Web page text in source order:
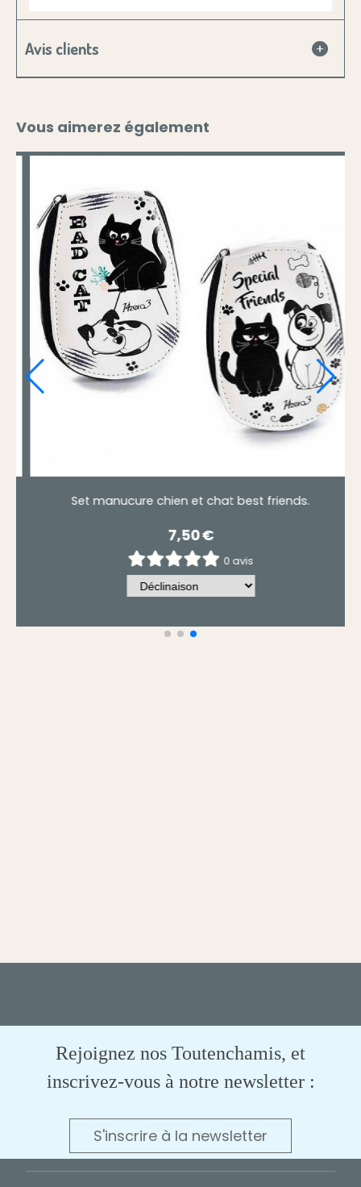
Avis clients
Vous aimerez également
Brosse à cheveux chat et chien fun
5,50€
0 avis
Rejoignez nos Toutenchamis, et
inscrivez-vous à notre newsletter :
S'inscrire à la newsletter